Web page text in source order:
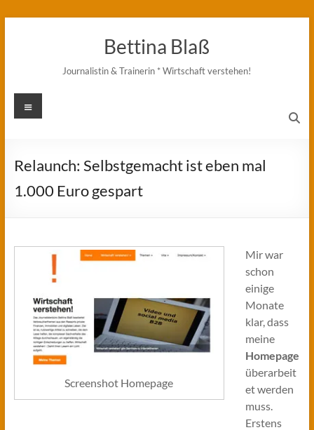
Bettina Blaß
Journalistin & Trainerin * Wirtschaft verstehen!
Menü
Relaunch: Selbstgemacht ist eben mal
1.000 Euro gespart
Screenshot Homepage
Mir war
schon
einige
Monate
klar, dass
meine
Homepage
überarbeit
et werden
muss.
Erstens